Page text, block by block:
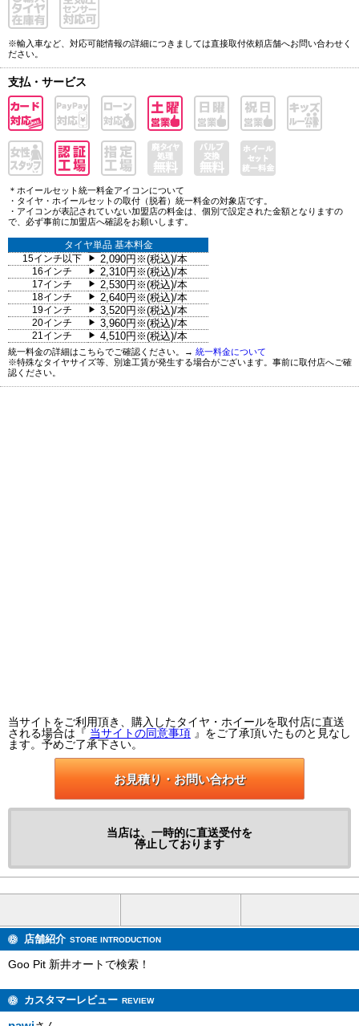
※輸入車など、対応可能情報の詳細につきましては直接取付依頼店舗へお問い合わせく
ださい。
支払・サービス
＊ホイールセット統一料金アイコンについて
・タイヤ・ホイールセットの取付（脱着）統一料金の対象店です。
・アイコンが表記されていない加盟店の料金は、個別で設定された金額となりますの
で、必ず事前に加盟店へ確認をお願いします。
タイヤ単品 基本料金
15インチ以下
▶ 2,090円※(税込)/本
16インチ ▶ 2,310円※(税込)/本
17インチ ▶ 2,530円※(税込)/本
18インチ ▶ 2,640円※(税込)/本
19インチ ▶ 3,520円※(税込)/本
20インチ ▶ 3,960円※(税込)/本
21インチ ▶ 4,510円※(税込)/本
統一料金の詳細はこちらでご確認ください。→ 統一料金について
※特殊なタイヤサイズ等、別途工賃が発生する場合がございます。事前に取付店へご確
認ください。
当サイトをご利用頂き、購入したタイヤ・ホイールを取付店に直送
される場合は『 当サイトの同意事項 』をご了承頂いたものと見なし
ます。予めご了承下さい。
お見積り・お問い合わせ
当店は、一時的に直送受付を
停止しております
店舗紹介 STORE INTRODUCTION
Goo Pit 新井オートで検索！
カスタマーレビュー REVIEW